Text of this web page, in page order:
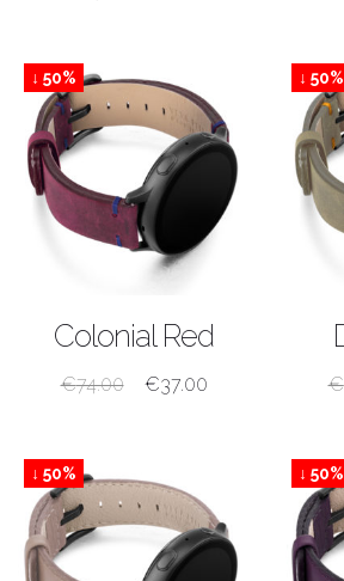
↓ 50%
Colonial Red
€74.00 €37.00
↓ 50%
€
↓ 50% ↓ 50%